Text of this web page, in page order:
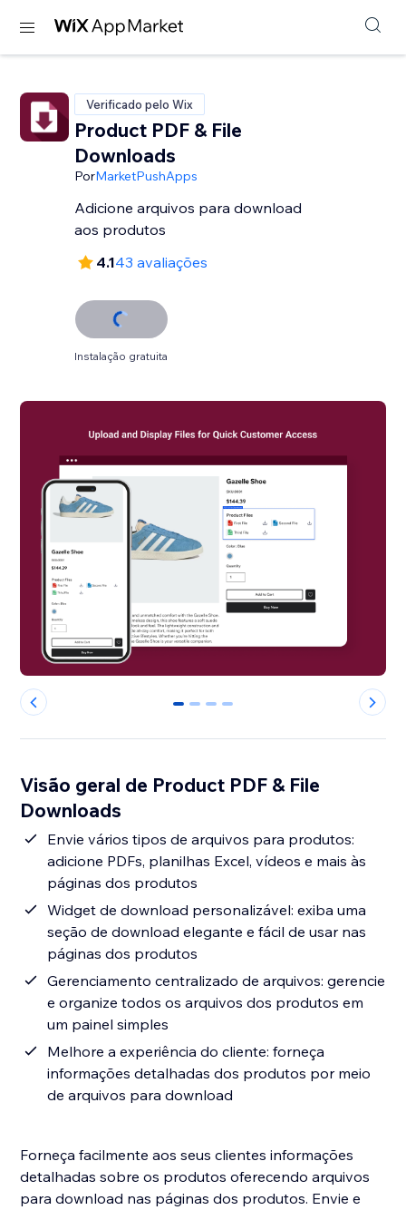
Verificado pelo Wix
Product PDF & File
Downloads
PorMarketPushApps
Adicione arquivos para download
aos produtos
4.143 avaliações
Instalação gratuita
0 1 2 3
Visão geral de Product PDF & File
Downloads
Envie vários tipos de arquivos para produtos:
adicione PDFs, planilhas Excel, vídeos e mais às
páginas dos produtos
Widget de download personalizável: exiba uma
seção de download elegante e fácil de usar nas
páginas dos produtos
Gerenciamento centralizado de arquivos: gerencie
e organize todos os arquivos dos produtos em
um painel simples
Melhore a experiência do cliente: forneça
informações detalhadas dos produtos por meio
de arquivos para download
Forneça facilmente aos seus clientes informações
detalhadas sobre os produtos oferecendo arquivos
para download nas páginas dos produtos. Envie e